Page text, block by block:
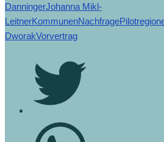
DanningerJohanna Mikl-
LeitnerKommunenNachfrage
DworakVorvertrag